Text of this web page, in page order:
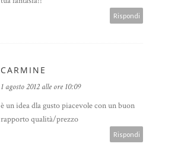
Rispondi
CARMINE
1 agosto 2012 alle ore 10:09
è un idea dla gusto piacevole con un buon
rapporto qualità/prezzo
Rispondi